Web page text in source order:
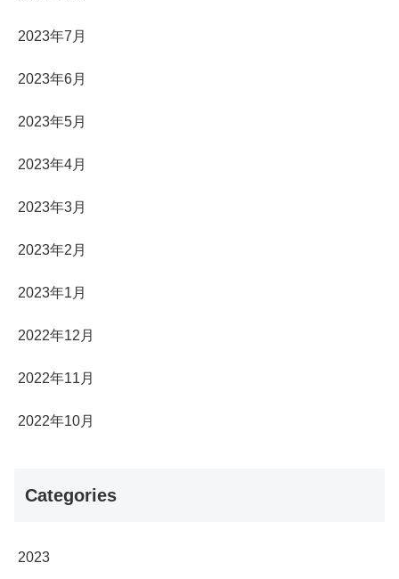
2023年7月
2023年6月
2023年5月
2023年4月
2023年3月
2023年2月
2023年1月
2022年12月
2022年11月
2022年10月
Categories
2023